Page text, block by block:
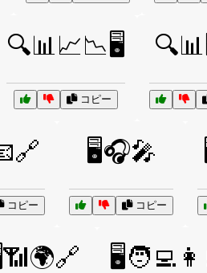
🔍📊📈📉🖥️
コピー
コピー
🖥️🎧🎤
コピー